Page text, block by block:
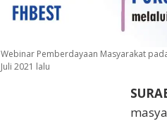
Webinar Pemberdayaan Masyarakat
Juli 2021 lalu